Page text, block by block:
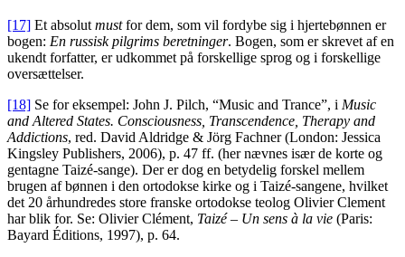
[17] Et absolut mustfor dem, som vil fordybe sig i hjertebønnen er
bogen: En russisk pilgrims beretninger. Bogen, som er skrevet af en
ukendt forfatter, er udkommet på forskellige sprog og i forskellige
oversættelser.
[18] Se for eksempel: John J. Pilch, “Music and Trance”, i Music
and Altered States. Consciousness, Transcendence, Therapy and
Addictions, red. David Aldridge & Jörg Fachner (London: Jessica
Kingsley Publishers, 2006), p. 47 ff. (her nævnes især de korte og
gentagne Taizé-sange). Der er dog en betydelig forskel mellem
brugen af bønnen i den ortodokse kirke og i Taizé-sangene, hvilket
det 20 århundredes store franske ortodokse teolog Olivier Clement
har blik for. Se: Olivier Clément, Taizé – Un sens à la vie (Paris:
Bayard Éditions, 1997), p. 64.